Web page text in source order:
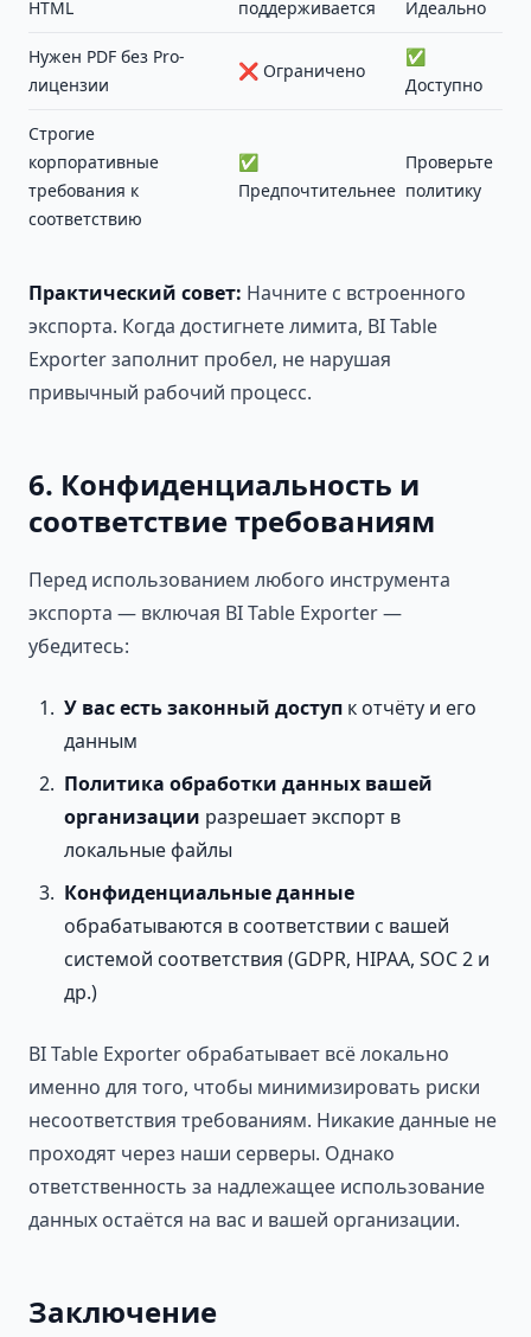
HTML поддерживается Идеально
Нужен PDF без Pro-
лицензии
❌ Ограничено
✅
Доступно
Строгие
корпоративные
требования к
соответствию
✅
Предпочтительнее
Проверьте
политику
Практический совет: Начните с встроенного
экспорта. Когда достигнете лимита, BI Table
Exporter заполнит пробел, не нарушая
привычный рабочий процесс.
6. Конфиденциальность и
соответствие требованиям
Перед использованием любого инструмента
экспорта — включая BI Table Exporter —
убедитесь:
У вас есть законный доступ к отчёту и его
данным
Политика обработки данных вашей
организации разрешает экспорт в
локальные файлы
Конфиденциальные данные
обрабатываются в соответствии с вашей
системой соответствия (GDPR, HIPAA, SOC 2 и
др.)
BI Table Exporter обрабатывает всё локально
именно для того, чтобы минимизировать риски
несоответствия требованиям. Никакие данные не
проходят через наши серверы. Однако
ответственность за надлежащее использование
данных остаётся на вас и вашей организации.
Заключение